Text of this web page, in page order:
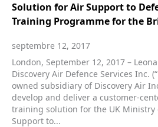
Solution for Air Support to
Training Programme for the
septembre 12, 2017
London, September 12, 2017 –
Discovery Air Defence Services Inc.
owned subsidiary of Discovery Air
develop and deliver a customer-
training solution for the UK Ministry
Support to...